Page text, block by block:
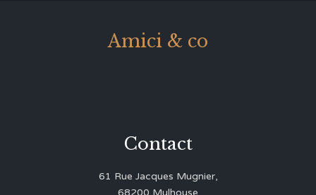
Amici & co
Contact
61 Rue Jacques Mugnier,